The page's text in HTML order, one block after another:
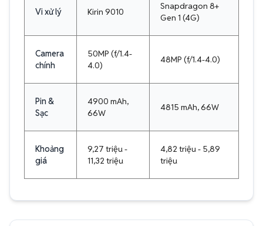
Vi xử lý Kirin 9010
Snapdragon 8+
Gen 1 (4G)
Camera
chính
50MP (f/1.4-
4.0)
48MP (f/1.4-4.0)
Pin &
Sạc
4900 mAh,
66W
4815 mAh, 66W
Khoảng
giá
9,27 triệu -
11,32 triệu
4,82 triệu - 5,89
triệu